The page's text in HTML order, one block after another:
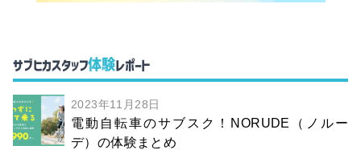
サブヒカスタッフ体験レポート
2023年11月28日
電動自転車のサブスク！NORUDE（ノルー
デ）の体験まとめ